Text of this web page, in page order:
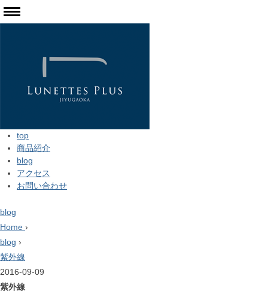
top
商品紹介
blog
アクセス
お問い合わせ
blog
Home ›
blog ›
紫外線
2016-09-09
紫外線